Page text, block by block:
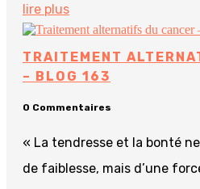
lire plus
TRAITEMENT
– BLOG 163
0 Commentaires
« La tendresse et la bonté
de faiblesse, mais d’une